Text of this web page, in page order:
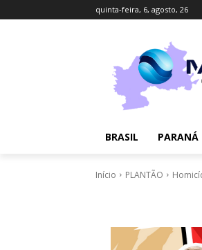
quinta-feira, 6, agosto, 26
BRASIL PARANÁ
Início PLANTÃO